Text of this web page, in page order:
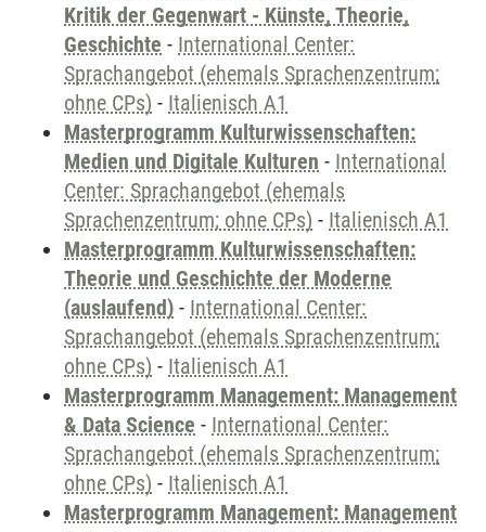
Kritik der Gegenwart - Künste, Theorie,
Geschichte - International Center:
Sprachangebot (ehemals Sprachenzentrum;
ohne CPs) - Italienisch A1
Masterprogramm Kulturwissenschaften:
Medien und Digitale Kulturen - International
Center: Sprachangebot (ehemals
Sprachenzentrum; ohne CPs) - Italienisch A1
Masterprogramm Kulturwissenschaften:
Theorie und Geschichte der Moderne
(auslaufend) - International Center:
Sprachangebot (ehemals Sprachenzentrum;
ohne CPs) - Italienisch A1
Masterprogramm Management: Management
& Data Science - International Center:
Sprachangebot (ehemals Sprachenzentrum;
ohne CPs) - Italienisch A1
Masterprogramm Management: Management